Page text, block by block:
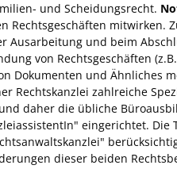
und Scheidungsrecht.
Rechtsgeschäften mitwirken.
Ausarbeitung und beim
von Rechtsgeschäften
Dokumenten und Ähnliches
Rechtskanzlei zahlreiche
daher die übliche
eingerichtet. Die
dieser beiden